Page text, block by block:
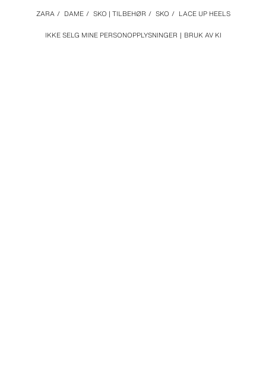
IKKE SELG MINE PERSONOPPLYSNINGER BRUK AV KI
ZARA / DAME / SKO | TILBEHØR / SKO / LACE UP HEELS